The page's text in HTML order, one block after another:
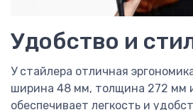
Удобство и
У стайлера отличная
ширина 48 мм, толщина 272 мм и
обеспечивает легкость и